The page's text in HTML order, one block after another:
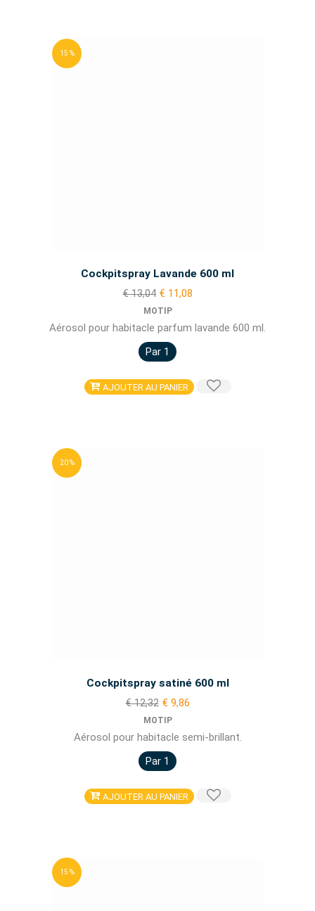
15 %
Cockpitspray Lavande 600 ml
€ 13,04 € 11,08
MOTIP
Aérosol pour habitacle parfum lavande 600 ml.
Par 1
AJOUTER AU PANIER
20 %
Cockpitspray satiné 600 ml
€ 12,32 € 9,86
MOTIP
Aérosol pour habitacle semi-brillant.
Par 1
AJOUTER AU PANIER
15 %